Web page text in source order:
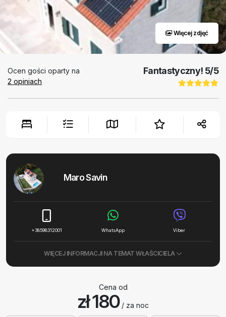
Więcej zdjęć
Ocen gości oparty na
2 opiniach
Fantastyczny! 5/5
Maro Savin
+38598312001 WhatsApp Viber
WIĘCEJ INFORMACJI NA TEMAT WŁAŚCICIELA
Cena od
zł 180/ za noc